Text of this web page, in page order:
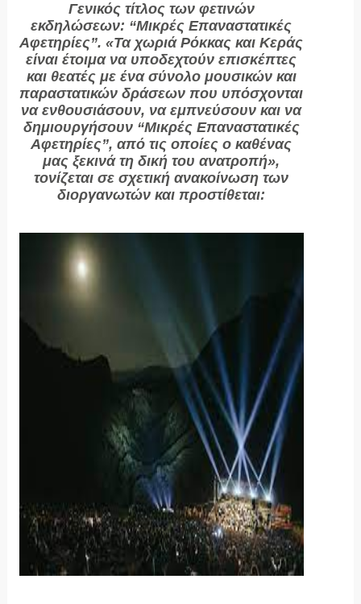
Γενικός τίτλος των φετινών
εκδηλώσεων: “Μικρές Επαναστατικές
Αφετηρίες”. «Τα χωριά Ρόκκας και Κεράς
είναι έτοιμα να υποδεχτούν επισκέπτες
και θεατές με ένα σύνολο μουσικών και
παραστατικών δράσεων που υπόσχονται
να ενθουσιάσουν, να εμπνεύσουν και να
δημιουργήσουν “Μικρές Επαναστατικές
Αφετηρίες”, από τις οποίες ο καθένας
μας ξεκινά τη δική του ανατροπή»,
τονίζεται σε σχετική ανακοίνωση των
διοργανωτών και προστίθεται: